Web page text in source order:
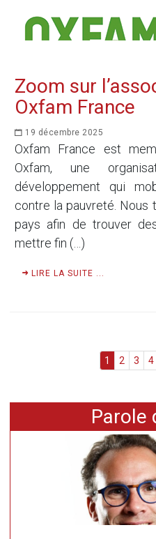
Zoom sur
Oxfam France
19 décembre 2025
Oxfam France est
Oxfam, une
développement qui
contre la pauvreté. Nous
pays afin de trouver
mettre fin (…)
LIRE LA SUITE ...
1 2 3 4
Parole